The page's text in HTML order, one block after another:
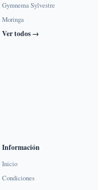
Gymnema Sylvestre
Moringa
Ver todos →
Información
Inicio
Condiciones